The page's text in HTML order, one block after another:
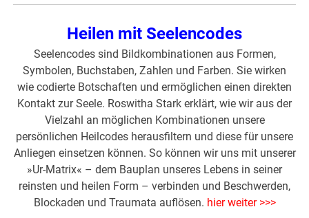
Heilen mit Seelencodes
Seelencodes sind Bildkombinationen aus Formen,
Symbolen, Buchstaben, Zahlen und Farben. Sie wirken
wie codierte Botschaften und ermöglichen einen direkten
Kontakt zur Seele. Roswitha Stark erklärt, wie wir aus der
Vielzahl an möglichen Kombinationen unsere
persönlichen Heilcodes herausfiltern und diese für unsere
Anliegen einsetzen können. So können wir uns mit unserer
»Ur-Matrix« – dem Bauplan unseres Lebens in seiner
reinsten und heilen Form – verbinden und Beschwerden,
Blockaden und Traumata auflösen. hier weiter >>>